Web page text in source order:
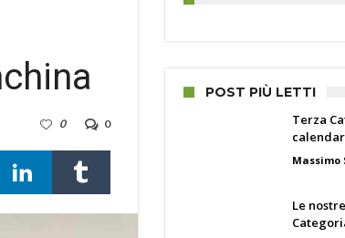
0
0
POST PIÙ LETTI
Terza
Massimo
Le